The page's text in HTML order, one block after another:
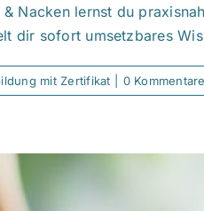
Nacken lernst du
dir sofort umsetzbares
mit Zertifikat 0 Kommentare